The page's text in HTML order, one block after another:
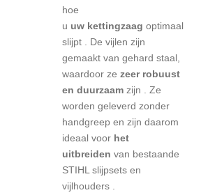
hoe
u uw kettingzaag optimaal
slijpt . De vijlen zijn
gemaakt van gehard staal,
waardoor ze zeer robuust
en duurzaam zijn . Ze
worden geleverd zonder
handgreep en zijn daarom
ideaal voor het
uitbreiden van bestaande
STIHL slijpsets en
vijlhouders